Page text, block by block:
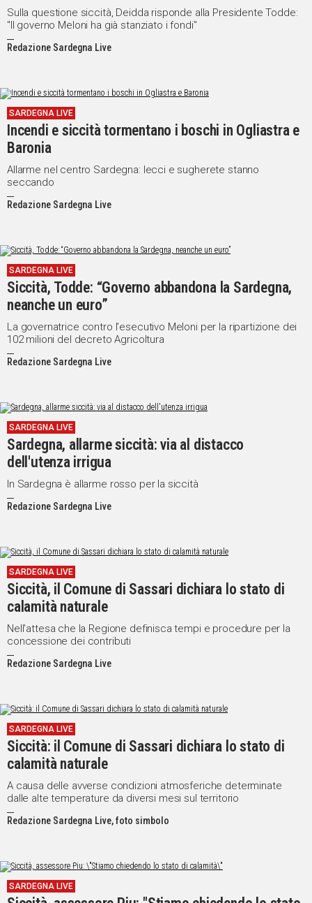
Sulla questione siccità, Deidda risponde alla Presidente Todde:
"Il governo Meloni ha già stanziato i fondi"
Redazione Sardegna Live
SARDEGNA LIVE
Incendi e siccità tormentano i boschi in Ogliastra e
Baronia
Allarme nel centro Sardegna: lecci e sugherete stanno
seccando
Redazione Sardegna Live
SARDEGNA LIVE
Siccità, Todde: “Governo abbandona la Sardegna,
neanche un euro”
La governatrice contro l’esecutivo Meloni per la ripartizione dei
102 milioni del decreto Agricoltura
Redazione Sardegna Live
SARDEGNA LIVE
Sardegna, allarme siccità: via al distacco
dell'utenza irrigua
In Sardegna è allarme rosso per la siccità
Redazione Sardegna Live
SARDEGNA LIVE
Siccità, il Comune di Sassari dichiara lo stato di
calamità naturale
Nell'attesa che la Regione definisca tempi e procedure per la
concessione dei contributi
Redazione Sardegna Live
SARDEGNA LIVE
Siccità: il Comune di Sassari dichiara lo stato di
calamità naturale
A causa delle avverse condizioni atmosferiche determinate
dalle alte temperature da diversi mesi sul territorio
Redazione Sardegna Live, foto simbolo
SARDEGNA LIVE